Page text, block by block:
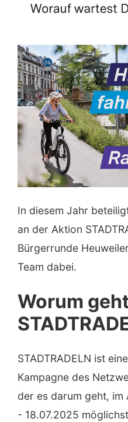
In diesem Jahr
an der Aktion
Bürgerrunde
Team dabei.
Worum
STADTRADELN ist
Kampagne des
der es darum geht,
- 18.07.2025